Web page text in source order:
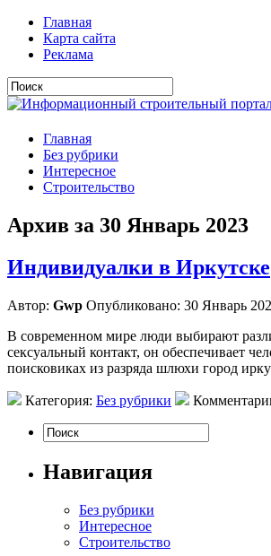
Главная
Карта сайта
Реклама
Главная
Без рубрики
Интересное
Строительство
Архив за 30 Январь 2023
Индивидуалки в Иркутске
Автор: Gwp Опубликовано: 30 Январь
В современном мире люди выбирают
сексуальный контакт, он обеспечивает
поисковиках из разряда шлюхи город
Категория: Без рубрики
Навигация
Без рубрики
Интересное
Строительство